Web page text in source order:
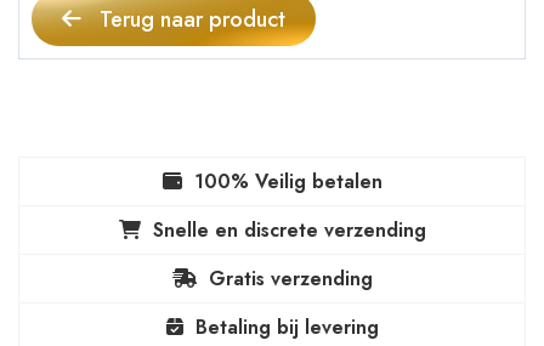
Terug naar product
100% Veilig betalen
Snelle en discrete verzending
Gratis verzending
Betaling bij levering